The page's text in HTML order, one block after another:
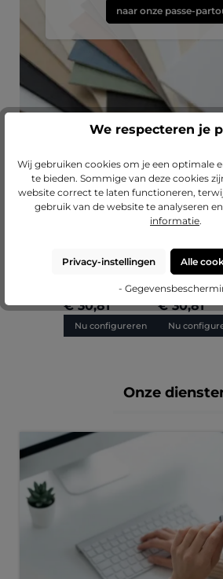
naar onze passe-
Productgalerij overslaan
Laat je inspireren
fotokader Anna
op maat
€ 30,81
Nu configureren
Gemiddelde
fotokader
op maat
€ 30,81
Nu
Onze
We respecteren je
Wij gebruiken cookies om je een optimale
te bieden. Sommige van deze cookies
website correct te laten functioneren,
gebruik van de website te analyseren
informatie.
Privacy-instellingen Alle
-